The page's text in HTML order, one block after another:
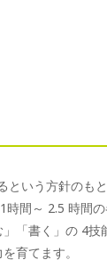
いう方針のも
間～ 2.5 時間
」「書く」の 4
育てます。